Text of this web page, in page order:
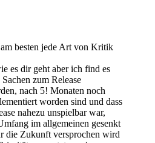
besten jede Art von Kritik
es dir geht aber ich find es
zum Release
nach 5! Monaten noch
worden sind und dass
nahezu unspielbar war,
im allgemeinen gesenkt
die Zukunft versprochen wird